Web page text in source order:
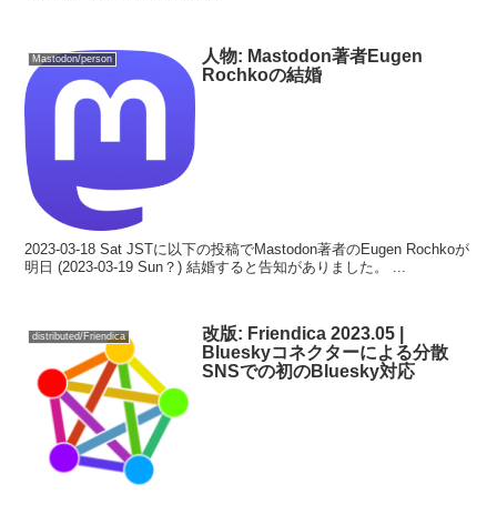
Mastodon/person
人物: Mastodon著者Eugen
Rochkoの結婚
2023-03-18 Sat JSTに以下の投稿でMastodon著者のEugen Rochkoが
明日 (2023-03-19 Sun？) 結婚すると告知がありました。 ...
distributed/Friendica
改版: Friendica 2023.05 |
Blueskyコネクターによる分散
SNSでの初のBluesky対応